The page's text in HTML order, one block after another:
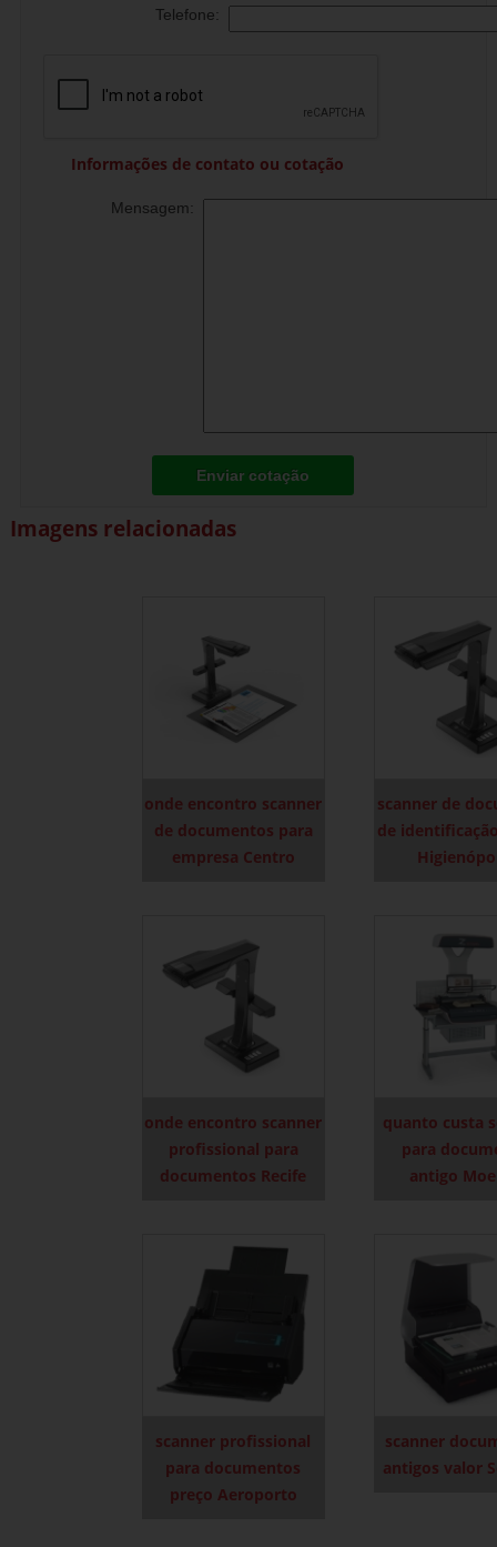
Telefone:
Informações de contato ou cotação
Mensagem:
Enviar cotação
Imagens relacionadas
onde encontro scanner
de documentos para
empresa Centro
scanner de
de
onde encontro scanner
profissional para
documentos Recife
quanto custa
para
antigo
scanner profissional
para documentos
preço Aeroporto
scanner
antigos valor